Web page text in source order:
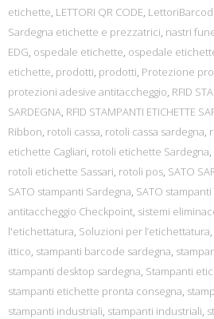
etichette, LETTORI QR CODE,
Sardegna etichette e prezzatrici, nastri
EDG, ospedale etichette, ospedale
etichette, prodotti, prodotti, Protezione
protezioni adesive antitaccheggio, RFID
SARDEGNA, RFID STAMPANTI ETICHETTE
Ribbon, rotoli cassa, rotoli cassa sardegna,
etichette Cagliari, rotoli etichette Sardegna,
rotoli etichette Sassari, rotoli pos, SATO
SATO stampanti Sardegna, SATO
antitaccheggio Checkpoint, sistemi
l'etichettatura, Soluzioni per l’etichettatura,
ittico, stampanti barcode sardegna,
stampanti desktop sardegna, Stampanti
stampanti etichette pronta consegna,
stampanti industriali, stampanti industriali,